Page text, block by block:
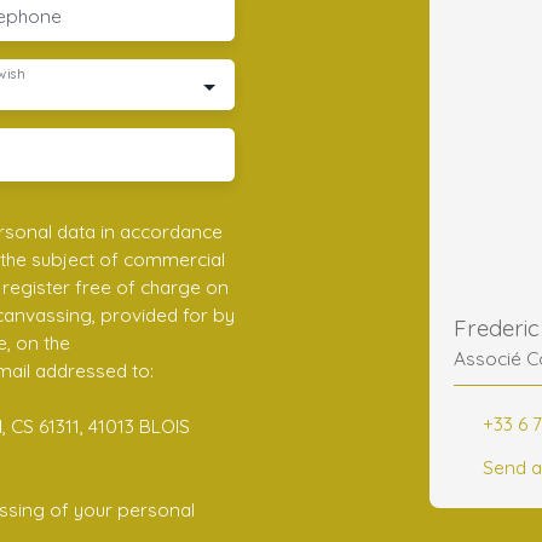
data in accordance
subject of commercial
free of charge on
provided for by
on the
addressed to:
61311, 41013 BLOIS
of your personal
Associé
+33 6
Send